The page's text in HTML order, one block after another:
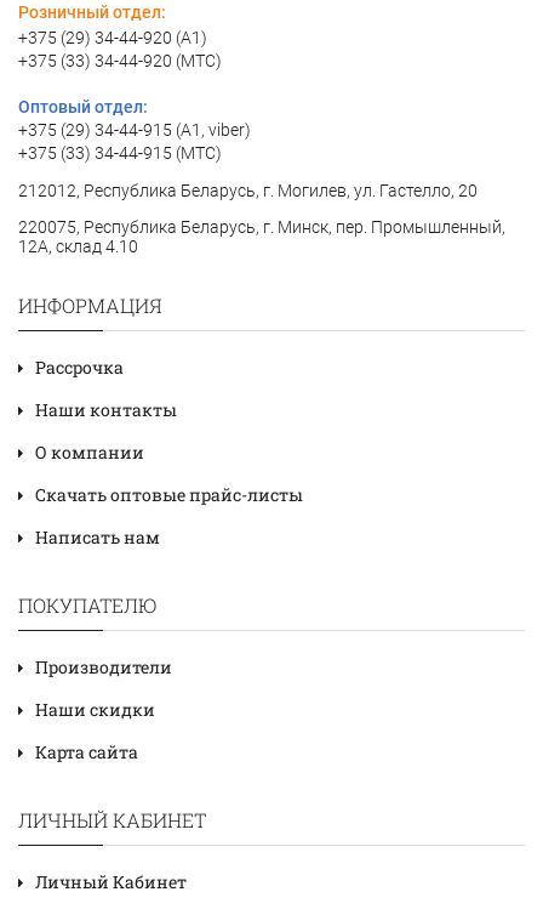
Розничный отдел:
+375 (29) 34-44-920 (A1)
+375 (33) 34-44-920 (МТС)
Оптовый отдел:
+375 (29) 34-44-915 (A1, viber)
+375 (33) 34-44-915 (МТС)
212012, Республика Беларусь, г. Могилев, ул. Гастелло, 20
220075, Республика Беларусь, г. Минск, пер. Промышленный,
12А, склад 4.10
ИНФОРМАЦИЯ
Рассрочка
Наши контакты
О компании
Скачать оптовые прайс-листы
Написать нам
ПОКУПАТЕЛЮ
Производители
Наши скидки
Карта сайта
ЛИЧНЫЙ КАБИНЕТ
Личный Кабинет